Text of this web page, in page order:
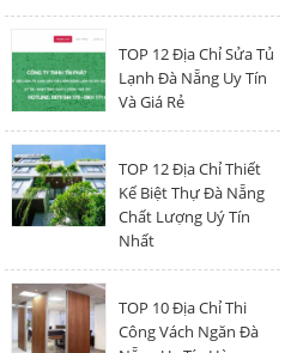
TOP 12 Địa Chỉ Sửa Tủ
Lạnh Đà Nẵng Uy Tín
Và Giá Rẻ
TOP 12 Địa Chỉ Thiết
Kế Biệt Thự Đà Nẵng
Chất Lượng Uý Tín
Nhất
TOP 10 Địa Chỉ Thi
Công Vách Ngăn Đà